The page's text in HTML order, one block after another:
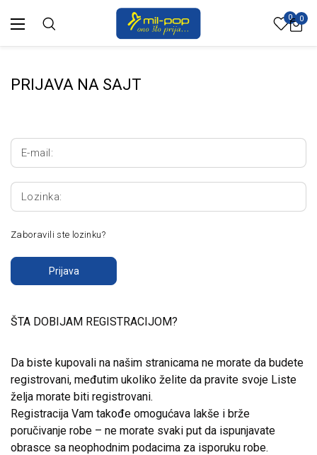
0 0
PRIJAVA NA SAJT
E-mail:
Lozinka:
Zaboravili ste lozinku?
Prijava
ŠTA DOBIJAM REGISTRACIJOM?
Da biste kupovali na našim stranicama ne morate da budete
registrovani, međutim ukoliko želite da pravite svoje Liste
želja morate biti registrovani.
Registracija Vam takođe omogućava lakše i brže
poručivanje robe – ne morate svaki put da ispunjavate
obrasce sa neophodnim podacima za isporuku robe.